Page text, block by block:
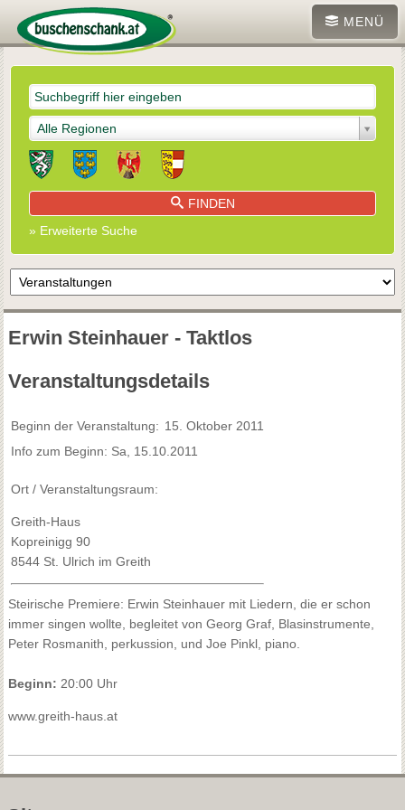
MENÜ
Alle Regionen
FINDEN
» Erweiterte Suche
Erwin Steinhauer - Taktlos
Veranstaltungsdetails
Beginn der Veranstaltung: 15. Oktober 2011
Info zum Beginn: Sa, 15.10.2011
Ort / Veranstaltungsraum:
Greith-Haus
Kopreinigg 90
8544 St. Ulrich im Greith
Steirische Premiere: Erwin Steinhauer mit Liedern, die er schon
immer singen wollte, begleitet von Georg Graf, Blasinstrumente,
Peter Rosmanith, perkussion, und Joe Pinkl, piano.
Beginn: 20:00 Uhr
www.greith-haus.at